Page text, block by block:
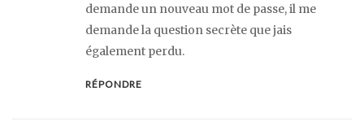
demande un nouveau mot de passe, il me
demande la question secrète que jais
également perdu.
RÉPONDRE